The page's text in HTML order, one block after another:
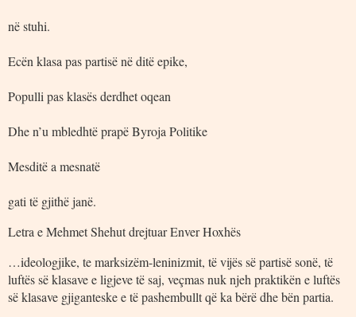
në stuhi.
Ecën klasa pas partisë në ditë epike,
Populli pas klasës derdhet oqean
Dhe n’u mbledhtë prapë Byroja Politike
Mesditë a mesnatë
gati të gjithë janë.
Letra e Mehmet Shehut drejtuar Enver Hoxhës
…ideologjike, te marksizëm-leninizmit, të vijës së partisë sonë, të
luftës së klasave e ligjeve të saj, veçmas nuk njeh praktikën e luftës
së klasave gjiganteske e të pashembullt që ka bërë dhe bën partia.